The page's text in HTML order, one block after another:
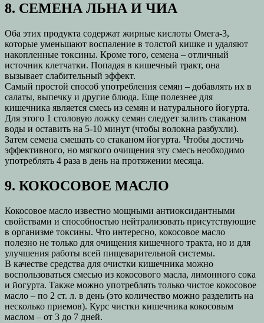
8. СЕМЕНА ЛЬНА И ЧИА
Оба этих продукта содержат жирные кислоты Омега-3,
которые уменьшают воспаление в толстой кишке и удаляют
накопленные токсины. Кроме того, семена – отличный
источник клетчатки. Попадая в кишечный тракт, она
вызывает слабительный эффект.
Самый простой способ употребления семян – добавлять их в
салаты, выпечку и другие блюда. Еще полезнее для
кишечника является смесь из семян и натурального йогурта.
Для этого 1 столовую ложку семян следует залить стаканом
воды и оставить на 5-10 минут (чтобы волокна разбухли).
Затем семена смешать со стаканом йогурта. Чтобы достичь
эффективного, но мягкого очищения эту смесь необходимо
употреблять 4 раза в день на протяжении месяца.
9. КОКОСОВОЕ МАСЛО
Кокосовое масло известно мощными антиоксидантными
свойствами и способностью нейтрализовать присутствующие
в организме токсины. Что интересно, кокосовое масло
полезно не только для очищения кишечного тракта, но и для
улучшения работы всей пищеварительной системы.
В качестве средства для очистки кишечника можно
воспользоваться смесью из кокосового масла, лимонного сока
и йогурта. Также можно употреблять только чистое кокосовое
масло – по 2 ст. л. в день (это количество можно разделить на
несколько приемов). Курс чистки кишечника кокосовым
маслом – от 3 до 7 дней.